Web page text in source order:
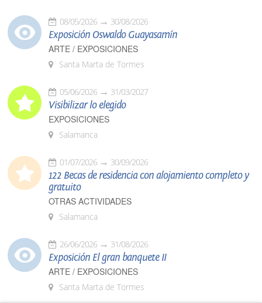
08/05/2026 30/08/2026
Exposición Oswaldo Guayasamín
ARTE / EXPOSICIONES
Santa Marta de Tormes
05/06/2026 31/03/2027
Visibilizar lo elegido
EXPOSICIONES
Salamanca
01/07/2026 30/09/2026
122 Becas de residencia con alojamiento completo y
gratuito
OTRAS ACTIVIDADES
Salamanca
26/06/2026 31/08/2026
Exposición El gran banquete II
ARTE / EXPOSICIONES
Santa Marta de Tormes